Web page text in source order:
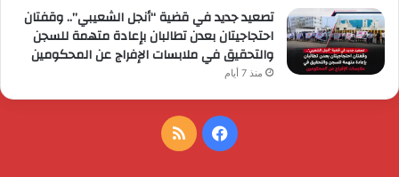
تصعيد جديد في قضية “أنجل الشعيبي”.. وقفتان
احتجاجيتان بعدن تطالبان بإعادة متهمة للسجن
والتحقيق في ملابسات الإفراج عن المحكومين
منذ 7 أيام
فيسبوكملخص